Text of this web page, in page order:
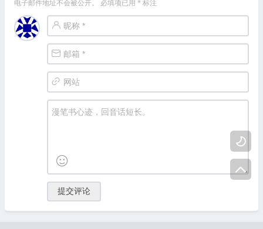


电子邮件地址不会被公开。 必填项已用 * 标注
